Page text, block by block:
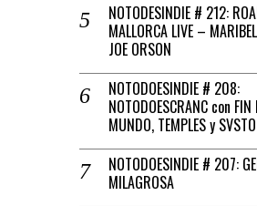
NOTODESINDIE # 212:
MALLORCA LIVE –
JOE ORSON
NOTODOESINDIE # 208:
NOTODOESCRANC con FIN
MUNDO, TEMPLES y SVSTO
NOTODOESINDIE # 207:
MILAGROSA